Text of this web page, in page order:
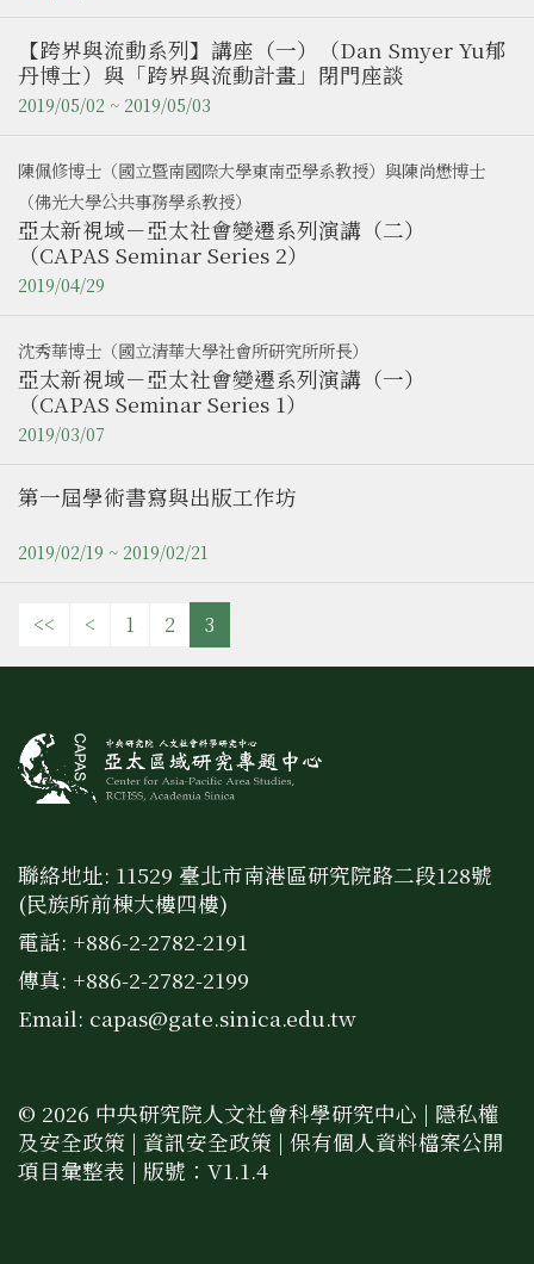
【跨界與流動系列】講座（一）（Dan Smyer Yu郁
丹博士）與「跨界與流動計畫」閉門座談
2019/05/02 ~ 2019/05/03
陳佩修博士（國立暨南國際大學東南亞學系教授）與陳尚懋博士
（佛光大學公共事務學系教授）
亞太新視域－亞太社會變遷系列演講（二）
（CAPAS Seminar Series 2）
2019/04/29
沈秀華博士（國立清華大學社會所研究所所長）
亞太新視域－亞太社會變遷系列演講（一）
（CAPAS Seminar Series 1）
2019/03/07
第一屆學術書寫與出版工作坊
2019/02/19 ~ 2019/02/21
<< < 1 2 3
聯絡地址: 11529 臺北市南港區研究院路二段128號
(民族所前棟大樓四樓)
電話: +886-2-2782-2191
傳真: +886-2-2782-2199
Email: capas@gate.sinica.edu.tw
© 2026 中央研究院人文社會科學研究中心 | 隱私權
及安全政策 | 資訊安全政策 | 保有個人資料檔案公開
項目彙整表 | 版號：V1.1.4